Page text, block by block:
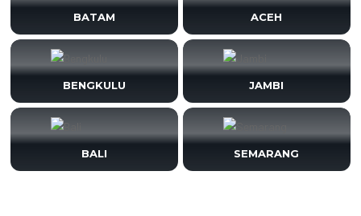
BATAM ACEH
BENGKULU JAMBI
BALI SEMARANG